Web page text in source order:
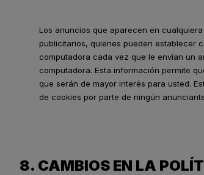
Los anuncios que aparecen en
publicitarios, quienes pueden establecer
computadora cada vez que le envían un
computadora. Esta información permite
que serán de mayor interés para usted.
de cookies por parte de ningún
8. CAMBIOS EN LA